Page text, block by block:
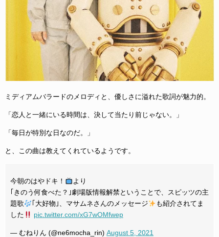
ミディアムバラードのメロディと、優しさに溢れた歌詞が魅力的。
「恋人と一緒にいる時間は、決して当たり前じゃない。」
「毎日が特別な日なのだ。」
と、この曲は教えてくれているようです。
今朝のはやドキ！
より
｢きのう何食べた？｣劇場版情報解禁ということで、スピッツの主
題歌
｢大好物｣、マサムネさんのメッセージ
も紹介されてま
した
pic.twitter.com/xG7wOMfwep
— むねりん (@ne6mocha_rin) August 5, 2021